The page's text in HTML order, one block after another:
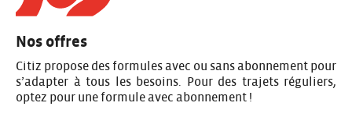
Nos offres
Citiz propose des formules avec ou sans abonnement pour
s’adapter à tous les besoins. Pour des trajets réguliers,
optez pour une formule avec abonnement !